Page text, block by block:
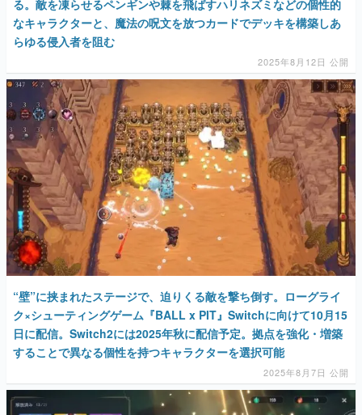
る。敵を凍らせるペンギンや棘を飛ばすハリネズミなどの個性的
なキャラクターと、魔法の呪文を放つカードでデッキを構築しあ
らゆる侵入者を阻む
2025年8月12日 公開
“壁”に挟まれたステージで、迫りくる敵を撃ち倒す。ローグライ
ク×シューティングゲーム『BALL x PIT』Switchに向けて10月15
日に配信。Switch2には2025年秋に配信予定。拠点を強化・増築
することで異なる個性を持つキャラクターを選択可能
2025年8月7日 公開